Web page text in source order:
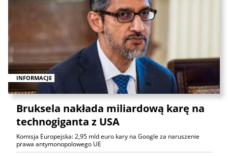
INFORMACJE
Bruksela nakłada miliardową karę na
technogiganta z USA
Komisja Europejska: 2,95 mld euro kary na Google za naruszenie
prawa antymonopolowego UE